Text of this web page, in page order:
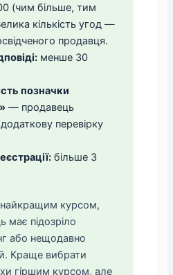
(чим більше, тим
кількість угод —
продавця.
менше 30
позначки
— продавець
перевірку
більше 3
найкращим курсом,
має підозріло
або нещодавно
Краще вибрати
гіршим курсом, але